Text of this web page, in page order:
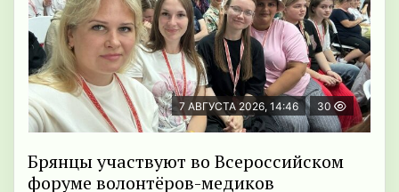
7 АВГУСТА 2026, 14:46 30
Брянцы участвуют во Всероссийском
форуме волонтёров-медиков